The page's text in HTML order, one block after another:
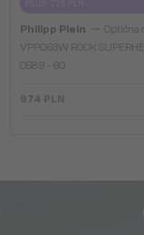
Philipp Plein
Optična
VPP063W ROCK
0589 - 60
974 PLN